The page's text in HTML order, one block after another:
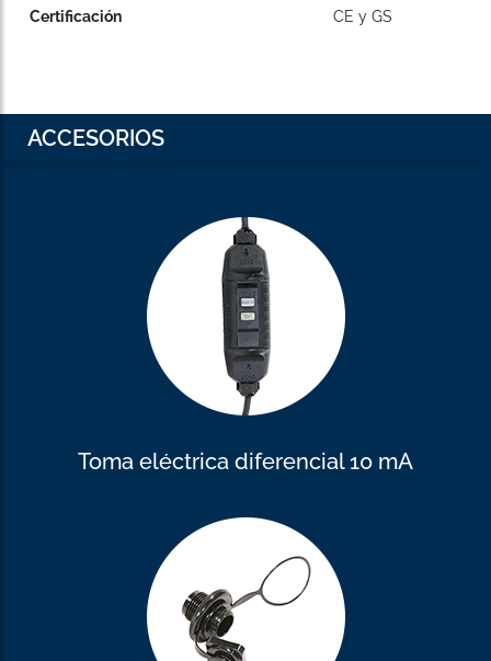
Certificación CE y GS
ACCESORIOS
Toma eléctrica diferencial 10 mA